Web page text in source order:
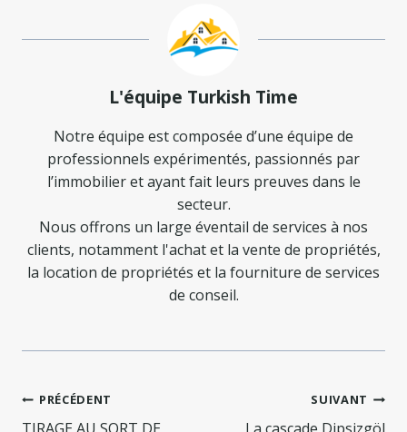
L'équipe Turkish Time
Notre équipe est composée d’une équipe de
professionnels expérimentés, passionnés par
l’immobilier et ayant fait leurs preuves dans le
secteur.
Nous offrons un large éventail de services à nos
clients, notamment l'achat et la vente de propriétés,
la location de propriétés et la fourniture de services
de conseil.
Navigation
PRÉCÉDENT SUIVANT